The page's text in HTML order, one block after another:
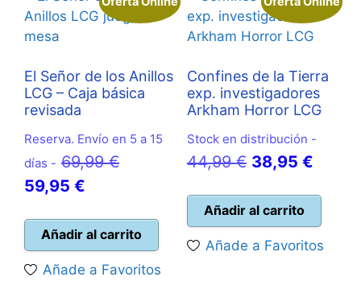
El Señor de los Anillos
LCG – Caja básica
revisada
Reserva. Envío en 5 a 15
días - 69,99€El
era:
69,99 €.
59,95 €
actual
es:
59,95 €.
Añadir al carrito
Añade a Favoritos
Confines de la Tierra
exp. investigadores
Arkham Horror LCG
Stock en distribución -
44,99€ El
original
era:
44,99 €.
38,95 €El
es:
38,95
Añadir al carrito
Añade a Favoritos